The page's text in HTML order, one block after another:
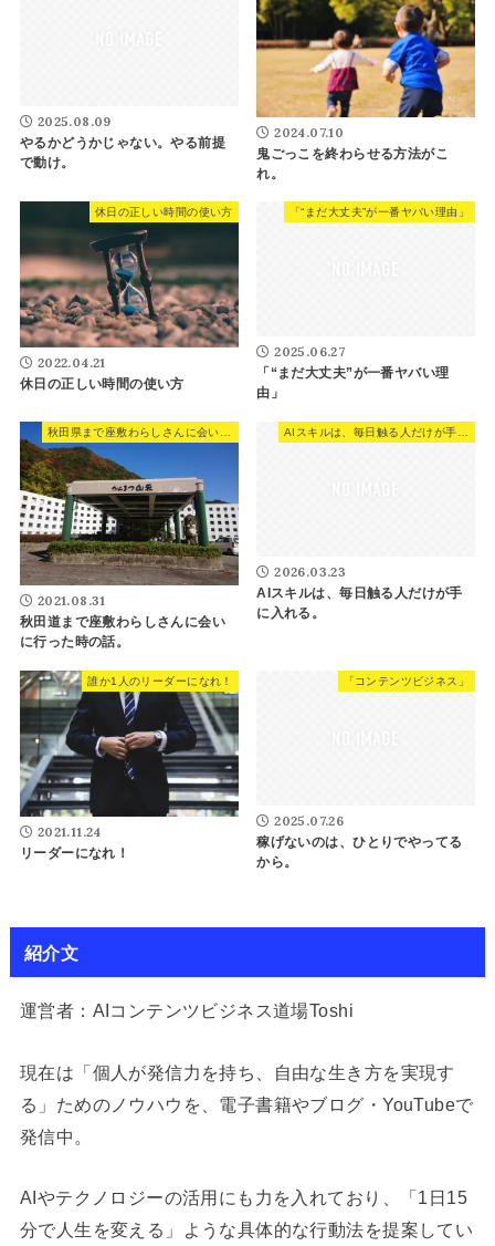
2025.08.09
やるかどうかじゃない。やる前提
で動け。
2024.07.10
鬼ごっこを終わらせる方法がこ
れ。
休日の正しい時間の使い方
2022.04.21
休日の正しい時間の使い方
「“まだ大丈夫”が一番ヤバい理由」
2025.06.27
「“まだ大丈夫”が一番ヤバい理
由」
2021.08.31
秋田道まで座敷わらしさんに会い
に行った時の話。
2026.03.23
AIスキルは、毎日触る人だけが手
に入れる。
誰か1人のリーダーになれ！
2021.11.24
リーダーになれ！
「コンテンツビジネス」
2025.07.26
稼げないのは、ひとりでやってる
から。
紹介文
運営者：AIコンテンツビジネス道場Toshi
現在は「個人が発信力を持ち、自由な生き方を実現す
る」ためのノウハウを、電子書籍やブログ・YouTubeで
発信中。
AIやテクノロジーの活用にも力を入れており、「1日15
分で人生を変える」ような具体的な行動法を提案してい